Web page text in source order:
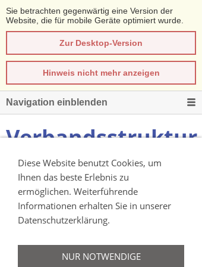
Sie betrachten gegenwärtig eine Version der
Website, die für mobile Geräte optimiert wurde.
Zur Desktop-Version
Hinweis nicht mehr anzeigen
Navigation einblenden
Verbandsstruktur
Verbandsmitglieder
-Hansestadt Havelberg
-Verbandsgemeinde Elbe-Havel-Land
Diese Website benutzt Cookies, um
Ihnen das beste Erlebnis zu
ermöglichen. Weiterführende
Informationen erhalten Sie in unserer
Datenschutzerklärung.
NUR NOTWENDIGE